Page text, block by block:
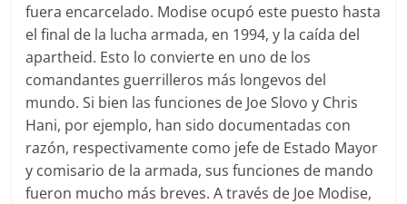
fuera encarcelado. Modise ocupó este puesto hasta
el final de la lucha armada, en 1994, y la caída del
apartheid. Esto lo convierte en uno de los
comandantes guerrilleros más longevos del
mundo. Si bien las funciones de Joe Slovo y Chris
Hani, por ejemplo, han sido documentadas con
razón, respectivamente como jefe de Estado Mayor
y comisario de la armada, sus funciones de mando
fueron mucho más breves. A través de Joe Modise,